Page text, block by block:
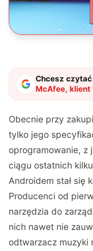
Chcesz
McAfee, klient
będzie
Obecnie przy
tylko jego
oprogramowanie, z
ciągu ostatnich
Androidem stał się
Producenci od
narzędzia do
nich nawet nie
odtwarzacz muzyki